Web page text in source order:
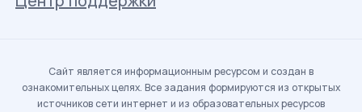
Сайт является информационным ресурсом и создан в
ознакомительных целях. Все задания формируются из открытых
источников сети интернет и из образовательных ресурсов